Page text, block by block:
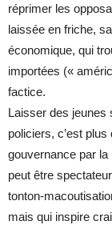
réprimer les
laissée en friche,
économique, qui
importées («
factice.
Laisser des jeunes
policiers, c’est plus
gouvernance par la
peut être
tonton-
mais qui inspire